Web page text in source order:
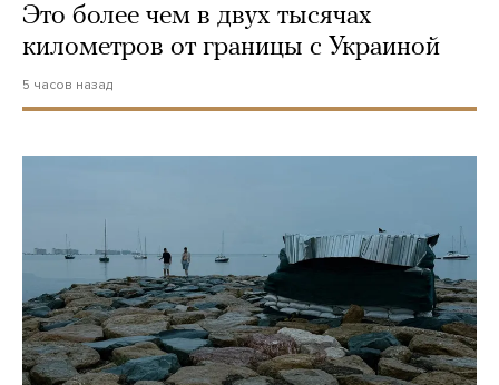
Это более чем в двух тысячах
километров от границы с Украиной
5 часов назад